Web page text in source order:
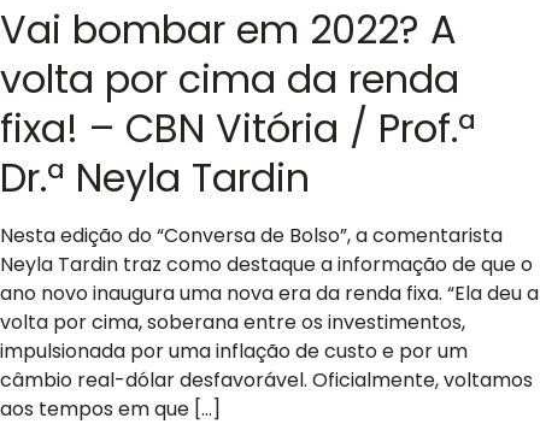
Vai bombar em 2022? A
volta por cima da renda
fixa! – CBN Vitória / Prof.ª
Dr.ª Neyla Tardin
Nesta edição do “Conversa de Bolso”, a comentarista
Neyla Tardin traz como destaque a informação de que o
ano novo inaugura uma nova era da renda fixa. “Ela deu a
volta por cima, soberana entre os investimentos,
impulsionada por uma inflação de custo e por um
câmbio real-dólar desfavorável. Oficialmente, voltamos
aos tempos em que […]